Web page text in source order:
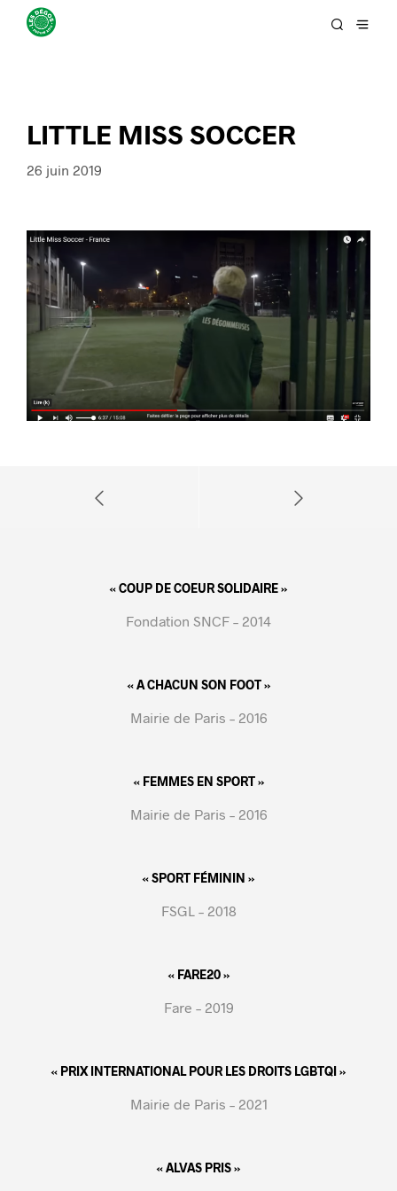
LITTLE MISS SOCCER
26 juin 2019
« COUP DE COEUR SOLIDAIRE »
Fondation SNCF – 2014
« A CHACUN SON FOOT »
Mairie de Paris – 2016
« FEMMES EN SPORT »
Mairie de Paris – 2016
« SPORT FÉMININ »
FSGL – 2018
« FARE20 »
Fare – 2019
« PRIX INTERNATIONAL POUR LES DROITS LGBTQI »
Mairie de Paris – 2021
« ALVAS PRIS »